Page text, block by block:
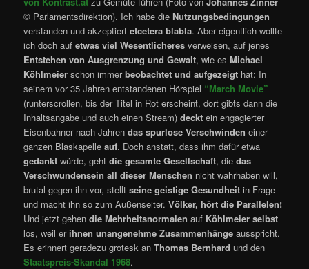
© Parlamentsdirektion). Ich habe die Nutzungsbedingungen
verstanden und akzeptiertetcetera blabla. Aber eigentlich wollte
ich doch aufetwas viel Wesentlicheres verweisen, auf jenes
Entstehen von Ausgrenzung und Gewalt, wie esMichael
Köhlmeier schon immerbeobachtet und aufgezeigt hat: In
seinem vor 35 Jahren entstandenen Hörspiel “March Movie”
(runterscrollen, bis der Titel in Rot erscheint, dort gibts dann die
Inhaltsangabe und auch einen Stream)deckt ein engagierter
Eisenbahner nach Jahrendas spurlose Verschwinden einer
ganzen Blaskapelleauf. Doch anstatt, dass ihm dafür etwa
gedankt würde, gehtdie gesamte Gesellschaft, diedas
Verschwundensein all dieser Menschen nicht wahrhaben will,
brutal gegen ihn vor, stelltseine geistige Gesundheit in Frage
und macht ihn so zum Außenseiter.Völker, hört die Parallelen!
Und jetzt gehendie Mehrheitsnormalen auf Köhlmeier selbst
los, weil er ihnen unangenehme Zusammenhänge ausspricht.
Es erinnert geradezu grotesk anThomas Bernhard und den
Staatspreis-Skandal 1968.